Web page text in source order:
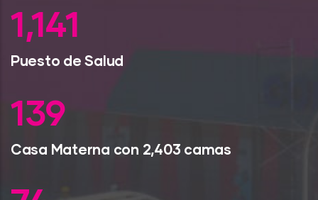
1,470
179